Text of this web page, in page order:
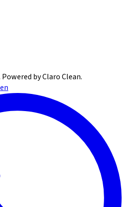
Powered by Claro Clean.